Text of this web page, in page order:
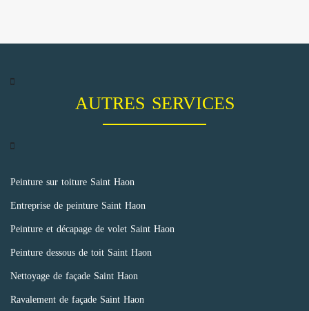
AUTRES SERVICES
Peinture sur toiture Saint Haon
Entreprise de peinture Saint Haon
Peinture et décapage de volet Saint Haon
Peinture dessous de toit Saint Haon
Nettoyage de façade Saint Haon
Ravalement de façade Saint Haon